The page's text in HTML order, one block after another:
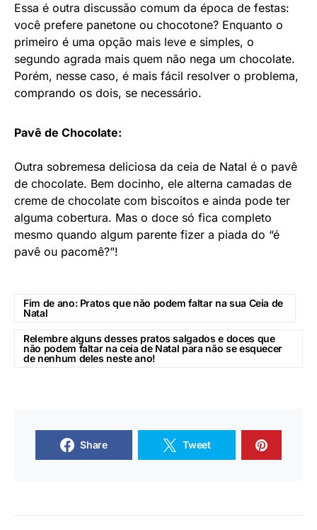
Essa é outra discussão comum da época de festas:
você prefere panetone ou chocotone? Enquanto o
primeiro é uma opção mais leve e simples, o
segundo agrada mais quem não nega um chocolate.
Porém, nesse caso, é mais fácil resolver o problema,
comprando os dois, se necessário.
Pavê de Chocolate:
Outra sobremesa deliciosa da ceia de Natal é o pavê
de chocolate. Bem docinho, ele alterna camadas de
creme de chocolate com biscoitos e ainda pode ter
alguma cobertura. Mas o doce só fica completo
mesmo quando algum parente fizer a piada do “é
pavê ou pacomê?”!
Fim de ano: Pratos que não podem faltar na sua Ceia de
Natal
Relembre alguns desses pratos salgados e doces que
não podem faltar na ceia de Natal para não se esquecer
de nenhum deles neste ano!
Share Tweet